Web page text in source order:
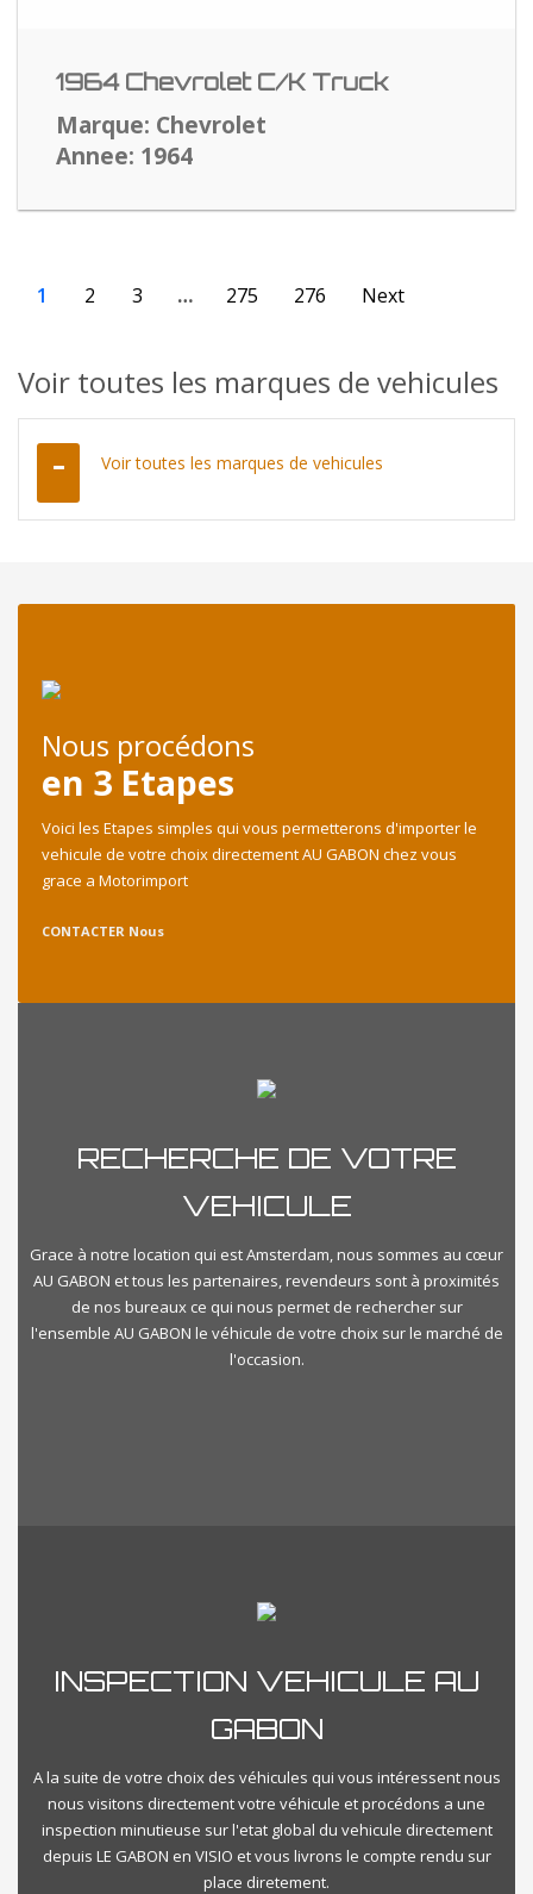
1964 Chevrolet C/K Truck
Marque: Chevrolet
Annee: 1964
1 2 3 … 275 276 Next
Voir toutes les marques de vehicules
Voir toutes les marques de vehicules
Nous procédons
en 3 Etapes
Voici les Etapes simples qui vous permetterons d'importer le
vehicule de votre choix directement AU GABON chez vous
grace a Motorimport
CONTACTER Nous
RECHERCHE DE VOTRE
VEHICULE
Grace à notre location qui est Amsterdam, nous sommes au cœur
AU GABON et tous les partenaires, revendeurs sont à proximités
de nos bureaux ce qui nous permet de rechercher sur
l'ensemble AU GABON le véhicule de votre choix sur le marché de
l'occasion.
INSPECTION VEHICULE AU
GABON
A la suite de votre choix des véhicules qui vous intéressent nous
nous visitons directement votre véhicule et procédons a une
inspection minutieuse sur l'etat global du vehicule directement
depuis LE GABON en VISIO et vous livrons le compte rendu sur
place diretement.